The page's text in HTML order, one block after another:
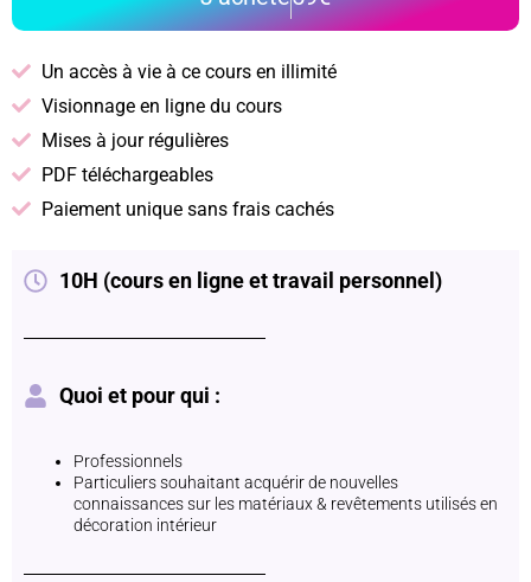
Un accès à vie à ce cours en illimité
Visionnage en ligne du cours
Mises à jour régulières
PDF téléchargeables
Paiement unique sans frais cachés
10H (cours en ligne et travail personnel)
Quoi et pour qui :
Professionnels
Particuliers souhaitant acquérir de nouvelles
connaissances sur les matériaux & revêtements utilisés en
décoration intérieur